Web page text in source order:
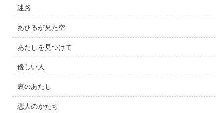
迷路
あひるが見た空
あたしを見つけて
優しい人
裏のあたし
恋人のかたち